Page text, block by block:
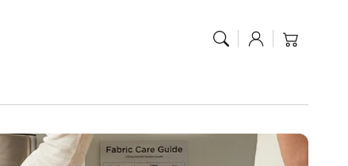
AnmeldenWarenkorb